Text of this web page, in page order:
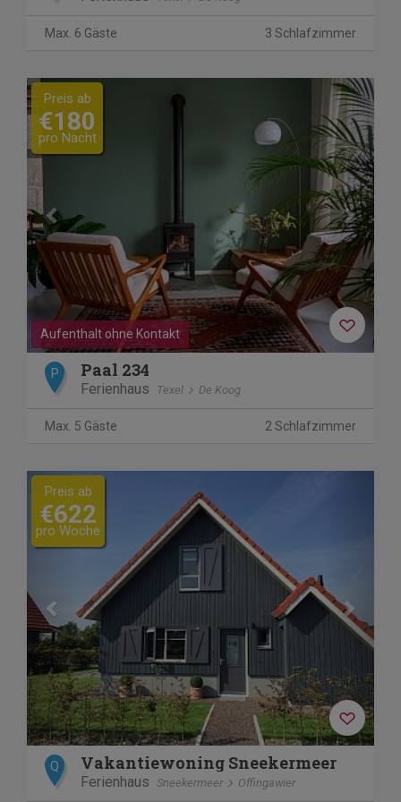
Max. 6 Gäste 3 Schlafzimmer
Previous Next
Aufenthalt ohne Kontakt
Preis ab
€180
pro Nacht
P Paal 234
Ferienhaus Texel De Koog
Max. 5 Gäste 2 Schlafzimmer
Previous
Preis ab
€622
pro Woche
Q Vakantiewoning Sneekermeer
Ferienhaus Sneekermeer Offingawier